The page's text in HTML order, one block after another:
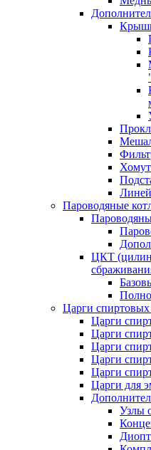
Пароводяные
ЦКТ
Царги спиртовых
Царги
Царги
Царги
Царги
Царги
Царги для
Узлы